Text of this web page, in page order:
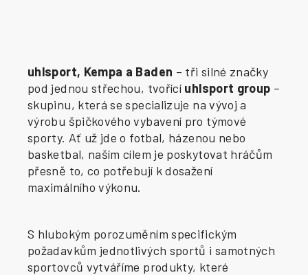
uhlsport, Kempa a Baden – tři silné značky
pod jednou střechou, tvořící uhlsport group –
skupinu, která se specializuje na vývoj a
výrobu špičkového vybavení pro týmové
sporty. Ať už jde o fotbal, házenou nebo
basketbal, naším cílem je poskytovat hráčům
přesně to, co potřebují k dosažení
maximálního výkonu.
S hlubokým porozuměním specifickým
požadavkům jednotlivých sportů i samotných
sportovců vytváříme produkty, které